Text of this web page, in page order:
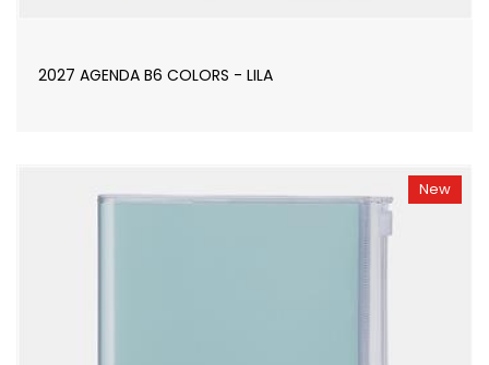
2027 AGENDA B6 COLORS - LILA
New